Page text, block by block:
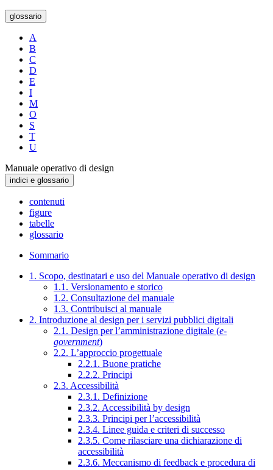
glossario
A
B
C
D
E
I
M
O
S
T
U
Manuale operativo di design
indici e glossario
contenuti
figure
tabelle
glossario
Sommario
1. Scopo, destinatari e uso del Manuale operativo di design
1.1. Versionamento e storico
1.2. Consultazione del manuale
1.3. Contribuisci al manuale
2. Introduzione al design per i servizi pubblici digitali
2.1. Design per l’amministrazione digitale (e-
government)
2.2. L’approccio progettuale
2.2.1. Buone pratiche
2.2.2. Principi
2.3. Accessibilità
2.3.1. Definizione
2.3.2. Accessibilità by design
2.3.3. Principi per l’accessibilità
2.3.4. Linee guida e criteri di successo
2.3.5. Come rilasciare una dichiarazione di
accessibilità
2.3.6. Meccanismo di feedback e procedura di